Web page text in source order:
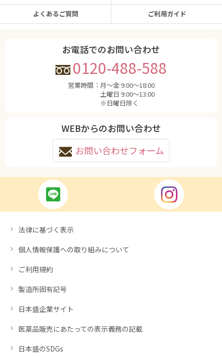
よくあるご質問 ご利用ガイド
お電話でのお問い合わせ
0120-488-588
営業時間： 月〜金 9:00〜18:00
土曜日 9:00〜13:00
※日曜日除く
WEBからのお問い合わせ
お問い合わせフォーム
法律に基づく表示
個人情報保護への取り組みについて
ご利用規約
製造所固有記号
日本盛企業サイト
医薬品販売にあたっての表示義務の記載
日本盛のSDGs